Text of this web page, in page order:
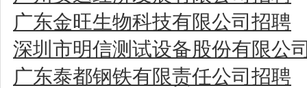
广东金旺生物科技有限公司招聘
深圳市明信测试设备股份有限公
广东泰都钢铁有限责任公司招聘